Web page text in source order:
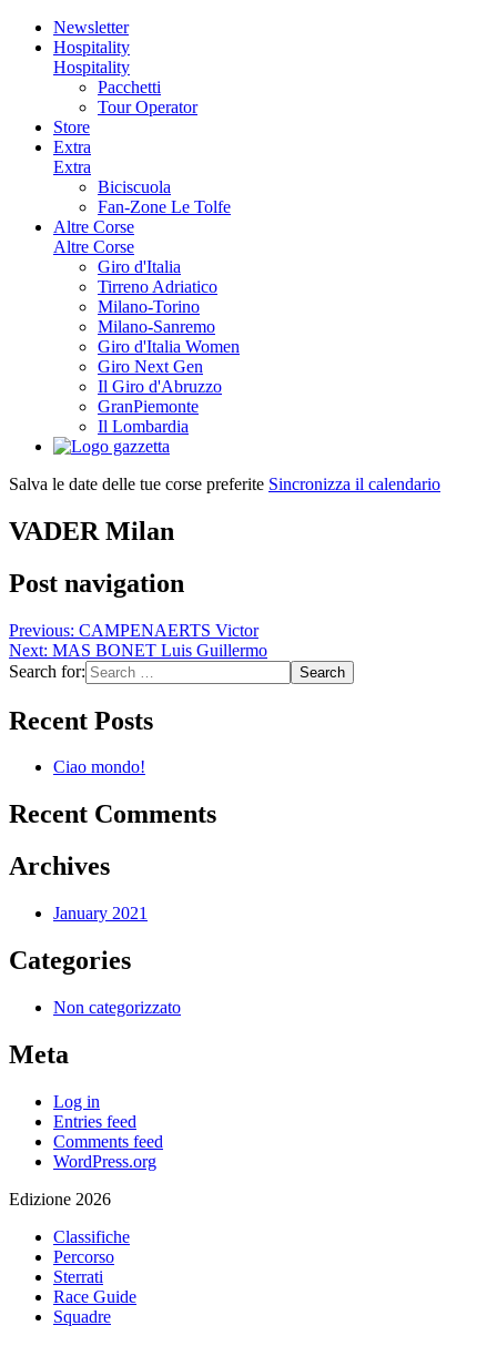
Newsletter
Hospitality
Hospitality
Pacchetti
Tour Operator
Store
Extra
Extra
Biciscuola
Fan-Zone Le Tolfe
Altre Corse
Altre Corse
Giro d'Italia
Tirreno Adriatico
Milano-Torino
Milano-Sanremo
Giro d'Italia Women
Giro Next Gen
Il Giro d'Abruzzo
GranPiemonte
Il Lombardia
Salva le date delle tue corse preferite Sincronizza il calendario
VADER Milan
Post navigation
Previous: CAMPENAERTS Victor
Next: MAS BONET Luis Guillermo
Search for:
Recent Posts
Ciao mondo!
Recent Comments
Archives
January 2021
Categories
Non categorizzato
Meta
Log in
Entries feed
Comments feed
WordPress.org
Edizione 2026
Classifiche
Percorso
Sterrati
Race Guide
Squadre